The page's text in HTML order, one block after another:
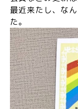
最近来たし、な
た。